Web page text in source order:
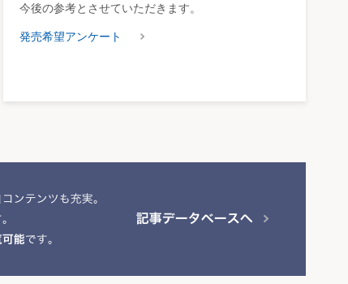
今後の参考とさせていただきます。
発売希望アンケート